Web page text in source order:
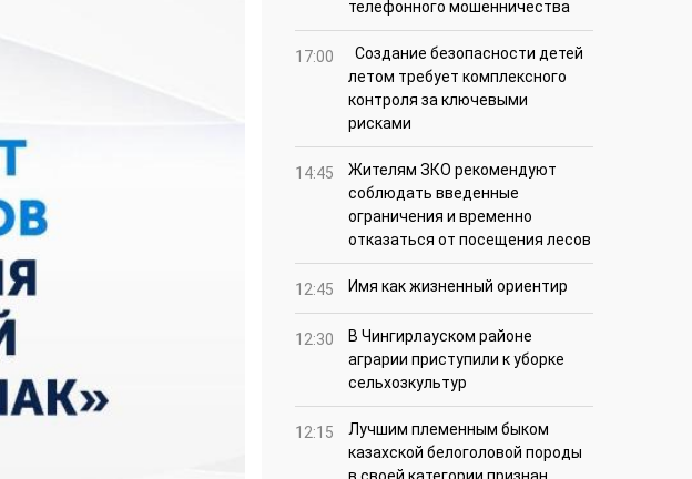
телефонного мошенничества
17:00
Создание безопасности детей
летом требует комплексного
контроля за ключевыми
рисками
14:45
Жителям ЗКО рекомендуют
соблюдать введенные
ограничения и временно
отказаться от посещения лесов
12:45 Имя как жизненный ориентир
12:30
В Чингирлауском районе
аграрии приступили к уборке
сельхозкультур
12:15
Лучшим племенным быком
казахской белоголовой породы